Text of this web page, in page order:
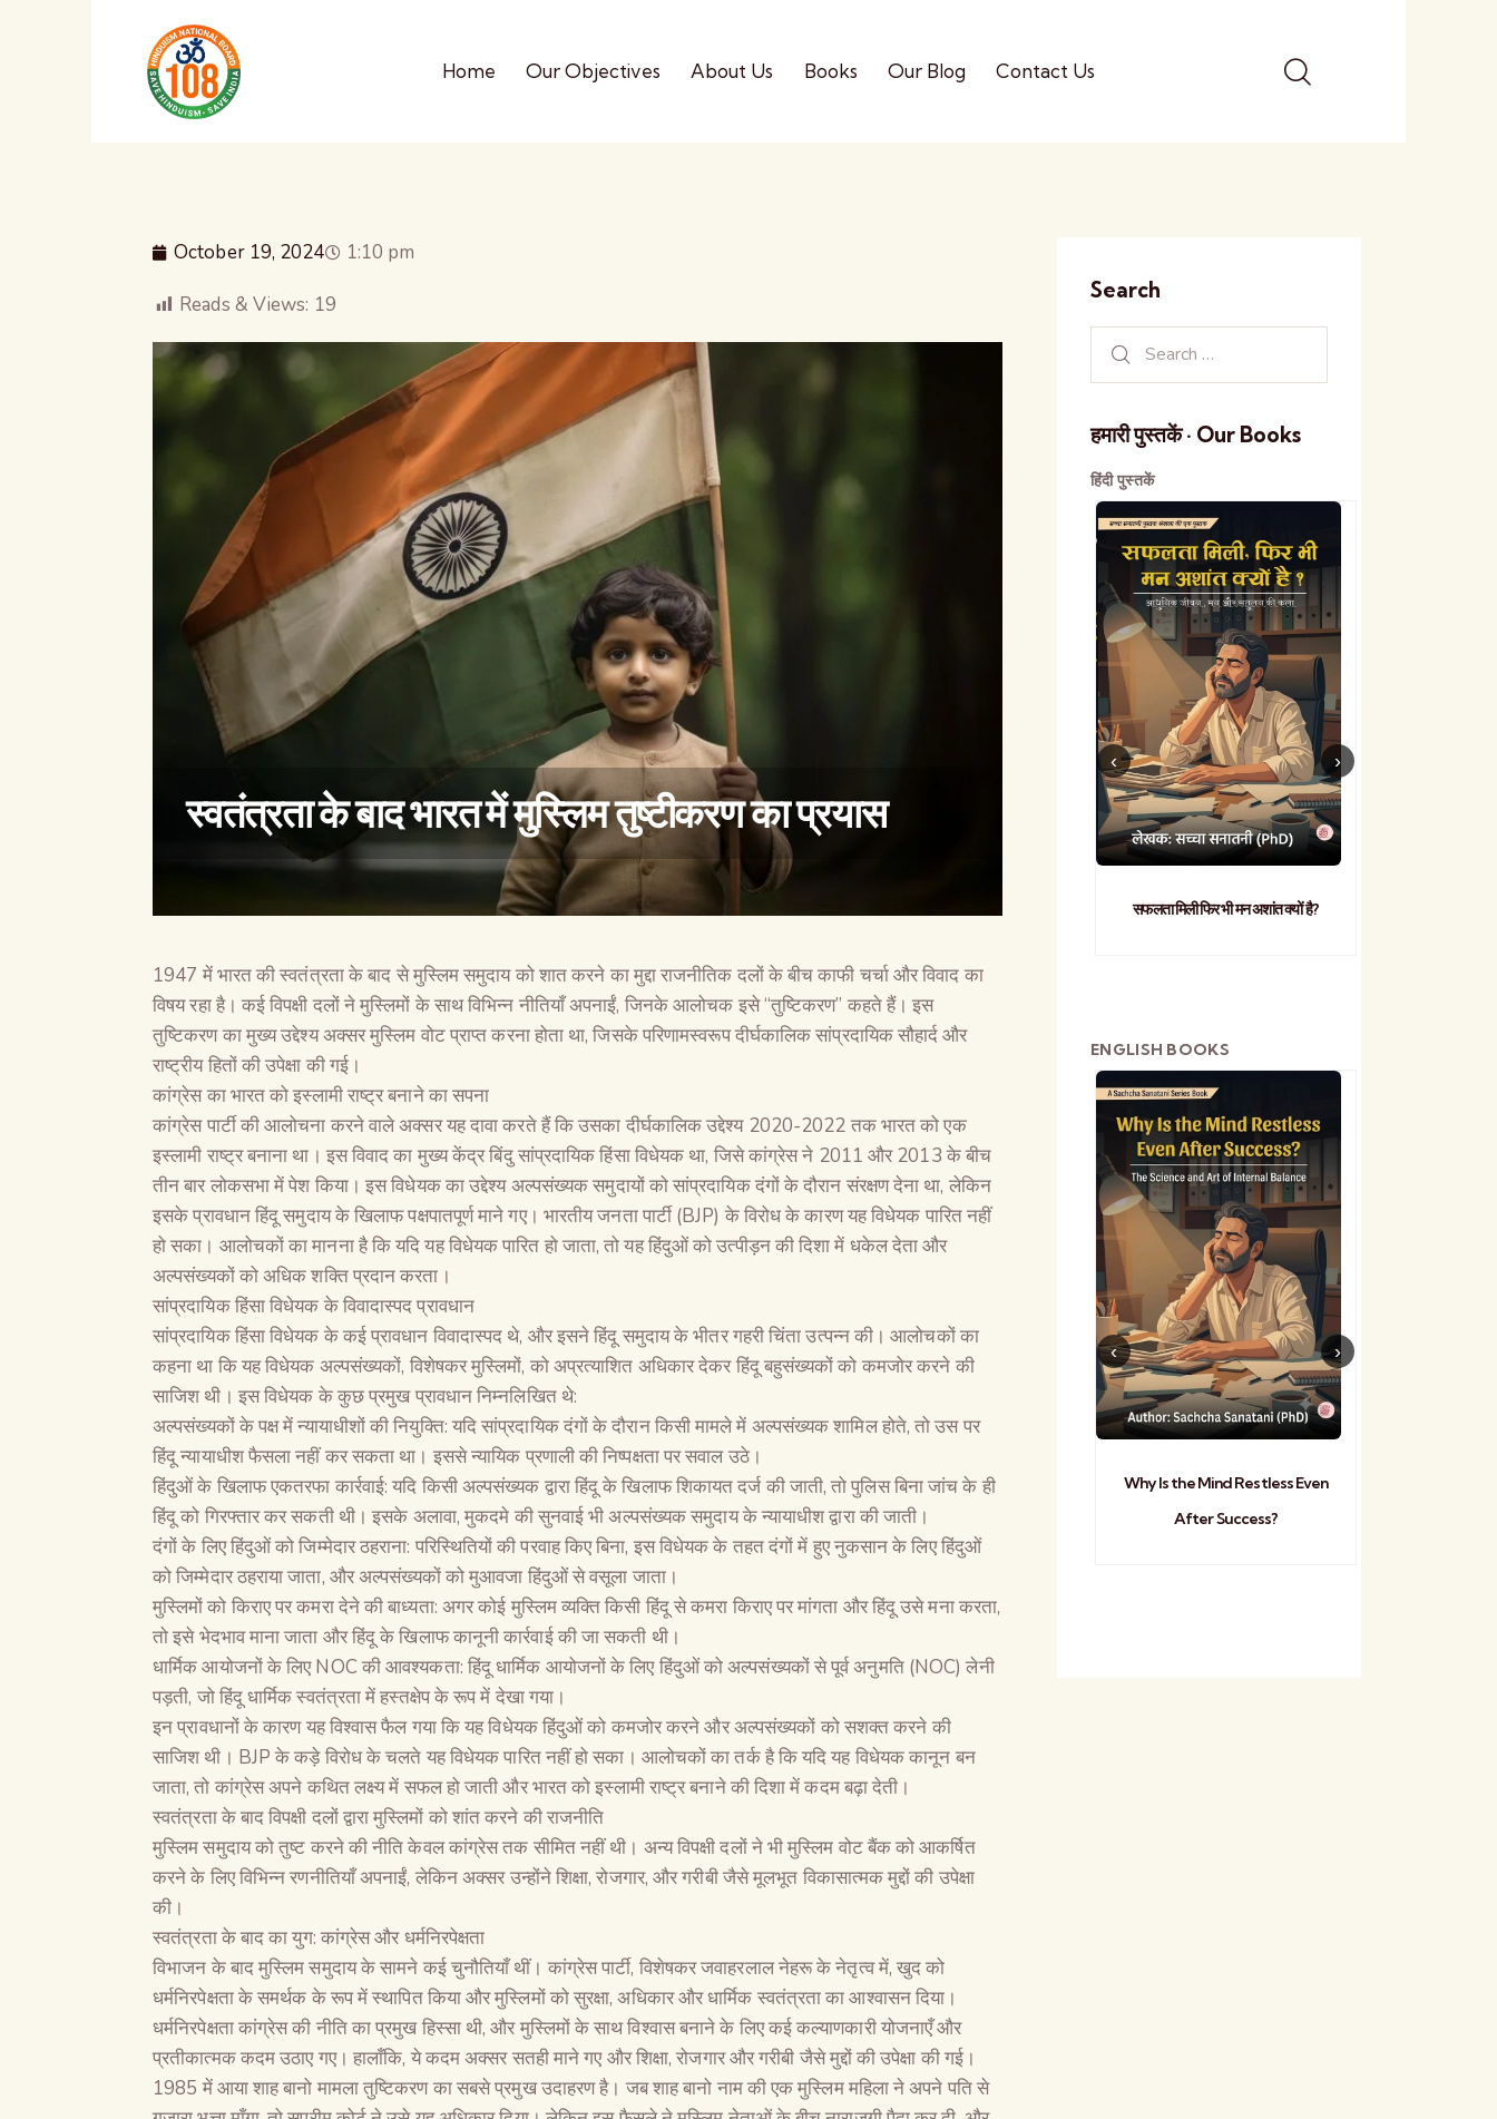
Home Our Objectives About Us Books Our Blog Contact Us
October 19, 2024 1:10 pm
Reads & Views: 19
स्वतंत्रता के बाद भारत में मुस्लिम तुष्टीकरण का प्रयास
1947 में भारत की स्वतंत्रता के बाद से मुस्लिम समुदाय को शात करने का मुद्दा राजनीतिक दलों के बीच काफी चर्चा और विवाद का
विषय रहा है। कई विपक्षी दलों ने मुस्लिमों के साथ विभिन्न नीतियाँ अपनाईं, जिनके आलोचक इसे “तुष्टिकरण” कहते हैं। इस
तुष्टिकरण का मुख्य उद्देश्य अक्सर मुस्लिम वोट प्राप्त करना होता था, जिसके परिणामस्वरूप दीर्घकालिक सांप्रदायिक सौहार्द और
राष्ट्रीय हितों की उपेक्षा की गई।
कांग्रेस का भारत को इस्लामी राष्ट्र बनाने का सपना
कांग्रेस पार्टी की आलोचना करने वाले अक्सर यह दावा करते हैं कि उसका दीर्घकालिक उद्देश्य 2020-2022 तक भारत को एक
इस्लामी राष्ट्र बनाना था। इस विवाद का मुख्य केंद्र बिंदु सांप्रदायिक हिंसा विधेयक था, जिसे कांग्रेस ने 2011 और 2013 के बीच
तीन बार लोकसभा में पेश किया। इस विधेयक का उद्देश्य अल्पसंख्यक समुदायों को सांप्रदायिक दंगों के दौरान संरक्षण देना था, लेकिन
इसके प्रावधान हिंदू समुदाय के खिलाफ पक्षपातपूर्ण माने गए। भारतीय जनता पार्टी (BJP) के विरोध के कारण यह विधेयक पारित नहीं
हो सका। आलोचकों का मानना है कि यदि यह विधेयक पारित हो जाता, तो यह हिंदुओं को उत्पीड़न की दिशा में धकेल देता और
अल्पसंख्यकों को अधिक शक्ति प्रदान करता।
सांप्रदायिक हिंसा विधेयक के विवादास्पद प्रावधान
सांप्रदायिक हिंसा विधेयक के कई प्रावधान विवादास्पद थे, और इसने हिंदू समुदाय के भीतर गहरी चिंता उत्पन्न की। आलोचकों का
कहना था कि यह विधेयक अल्पसंख्यकों, विशेषकर मुस्लिमों, को अप्रत्याशित अधिकार देकर हिंदू बहुसंख्यकों को कमजोर करने की
साजिश थी। इस विधेयक के कुछ प्रमुख प्रावधान निम्नलिखित थे:
अल्पसंख्यकों के पक्ष में न्यायाधीशों की नियुक्ति: यदि सांप्रदायिक दंगों के दौरान किसी मामले में अल्पसंख्यक शामिल होते, तो उस पर
हिंदू न्यायाधीश फैसला नहीं कर सकता था। इससे न्यायिक प्रणाली की निष्पक्षता पर सवाल उठे।
हिंदुओं के खिलाफ एकतरफा कार्रवाई: यदि किसी अल्पसंख्यक द्वारा हिंदू के खिलाफ शिकायत दर्ज की जाती, तो पुलिस बिना जांच के ही
हिंदू को गिरफ्तार कर सकती थी। इसके अलावा, मुकदमे की सुनवाई भी अल्पसंख्यक समुदाय के न्यायाधीश द्वारा की जाती।
दंगों के लिए हिंदुओं को जिम्मेदार ठहराना: परिस्थितियों की परवाह किए बिना, इस विधेयक के तहत दंगों में हुए नुकसान के लिए हिंदुओं
को जिम्मेदार ठहराया जाता, और अल्पसंख्यकों को मुआवजा हिंदुओं से वसूला जाता।
मुस्लिमों को किराए पर कमरा देने की बाध्यता: अगर कोई मुस्लिम व्यक्ति किसी हिंदू से कमरा किराए पर मांगता और हिंदू उसे मना करता,
तो इसे भेदभाव माना जाता और हिंदू के खिलाफ कानूनी कार्रवाई की जा सकती थी।
धार्मिक आयोजनों के लिए NOC की आवश्यकता: हिंदू धार्मिक आयोजनों के लिए हिंदुओं को अल्पसंख्यकों से पूर्व अनुमति (NOC) लेनी
पड़ती, जो हिंदू धार्मिक स्वतंत्रता में हस्तक्षेप के रूप में देखा गया।
इन प्रावधानों के कारण यह विश्वास फैल गया कि यह विधेयक हिंदुओं को कमजोर करने और अल्पसंख्यकों को सशक्त करने की
साजिश थी। BJP के कड़े विरोध के चलते यह विधेयक पारित नहीं हो सका। आलोचकों का तर्क है कि यदि यह विधेयक कानून बन
जाता, तो कांग्रेस अपने कथित लक्ष्य में सफल हो जाती और भारत को इस्लामी राष्ट्र बनाने की दिशा में कदम बढ़ा देती।
स्वतंत्रता के बाद विपक्षी दलों द्वारा मुस्लिमों को शांत करने की राजनीति
मुस्लिम समुदाय को तुष्ट करने की नीति केवल कांग्रेस तक सीमित नहीं थी। अन्य विपक्षी दलों ने भी मुस्लिम वोट बैंक को आकर्षित
करने के लिए विभिन्न रणनीतियाँ अपनाईं, लेकिन अक्सर उन्होंने शिक्षा, रोजगार, और गरीबी जैसे मूलभूत विकासात्मक मुद्दों की उपेक्षा
की।
स्वतंत्रता के बाद का युग: कांग्रेस और धर्मनिरपेक्षता
विभाजन के बाद मुस्लिम समुदाय के सामने कई चुनौतियाँ थीं। कांग्रेस पार्टी, विशेषकर जवाहरलाल नेहरू के नेतृत्व में, खुद को
धर्मनिरपेक्षता के समर्थक के रूप में स्थापित किया और मुस्लिमों को सुरक्षा, अधिकार और धार्मिक स्वतंत्रता का आश्वासन दिया।
धर्मनिरपेक्षता कांग्रेस की नीति का प्रमुख हिस्सा थी, और मुस्लिमों के साथ विश्वास बनाने के लिए कई कल्याणकारी योजनाएँ और
प्रतीकात्मक कदम उठाए गए। हालाँकि, ये कदम अक्सर सतही माने गए और शिक्षा, रोजगार और गरीबी जैसे मुद्दों की उपेक्षा की गई।
1985 में आया शाह बानो मामला तुष्टिकरण का सबसे प्रमुख उदाहरण है। जब शाह बानो नाम की एक मुस्लिम महिला ने अपने पति से
Search
हमारी पुस्तकें · Our Books
हिंदी पुस्तकें
सफलता मिली फिर भी मन अशांत क्यों है?
ENGLISH BOOKS
Why Is the Mind Restless Even
After Success?